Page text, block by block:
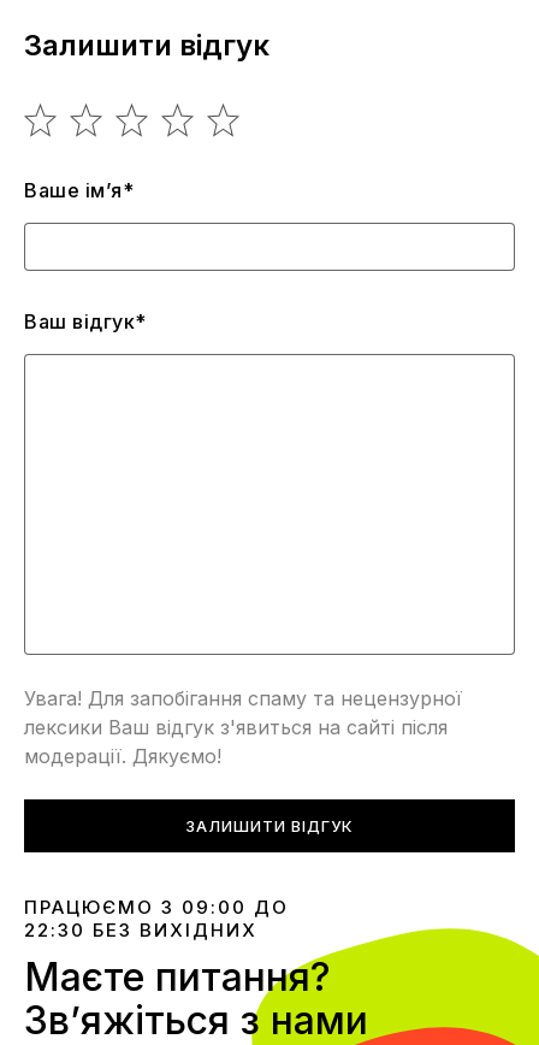
Залишити відгук
Ваше ім’я*
Ваш відгук*
Увага! Для запобігання спаму та нецензурної
лексики Ваш відгук з'явиться на сайті після
модерації. Дякуємо!
ЗАЛИШИТИ ВІДГУК
ПРАЦЮЄМО З 09:00 ДО
22:30 БЕЗ ВИХІДНИХ
Маєте питання?
Звʼяжіться з нами